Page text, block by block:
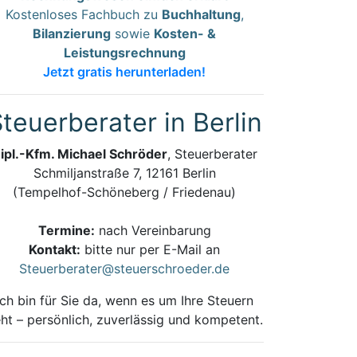
Kostenloses Fachbuch zu Buchhaltung,
Bilanzierung sowie Kosten- &
Leistungsrechnung
Jetzt gratis herunterladen!
in Berlin
Kfm. Michael Schröder, Steuerberater
Schmiljanstraße 7, 12161 Berlin
(Tempelhof-Schöneberg / Friedenau)
Termine: nach Vereinbarung
Kontakt: bitte nur per E-Mail an
Steuerberater@steuerschroeder.de
bin für Sie da, wenn es um Ihre Steuern
– persönlich, zuverlässig und kompetent.